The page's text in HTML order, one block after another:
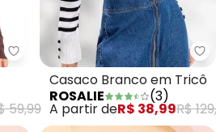
Rosalie - Casaco Marrom em
59,99
Casaco Branco em Tricô
ROSALIE
(3)
A partir deR$ 38,99R$